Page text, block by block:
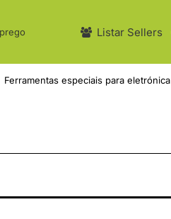
Listar Sellers
Ferramentas especiais para eletrónica